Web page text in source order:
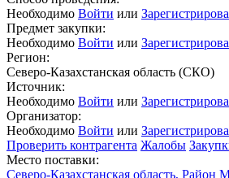
Необходимо Войти или
Предмет закупки:
Необходимо Войти или
Регион:
Северо-Казахстанская область (СКО)
Источник:
Необходимо Войти или
Организатор:
Необходимо Войти или
Проверить контрагента Жалобы
Место поставки:
Северо-Казахстанская область,